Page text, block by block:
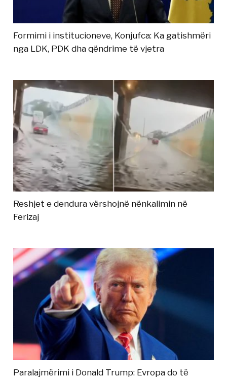
Formimi i institucioneve, Konjufca: Ka gatishmëri
nga LDK, PDK dha qëndrime të vjetra
Reshjet e dendura vërshojnë nënkalimin në
Ferizaj
Paralajmërimi i Donald Trump: Evropa do të